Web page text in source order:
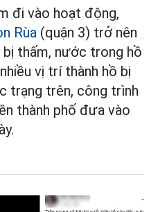
đi vào hoạt động,
Rùa (quận 3) trở nên
thấm, nước trong hồ
vị trí thành hồ bị
trạng trên, công trình
thành phố đưa vào